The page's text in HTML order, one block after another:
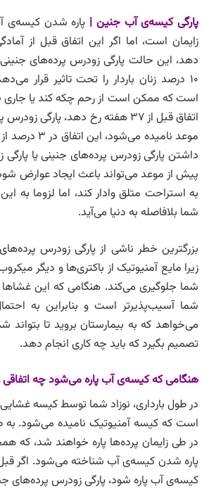
پارگی کیسه‌ی آب جنین | پاره شدن
زایمان است، اما اگر این اتفاق قبل از
دهد، این حالت پارگی زودرس پرده‌های
۱۰ درصد زنان باردار را تحت تاثیر قرار
است که ممکن است از رحم چکه کند یا جاری
اتفاق قبل از ۳۷ هفته رخ دهد،
موعد نامیده
داشتن پارگی زودرس پرده‌های جنینی یا
پیش از موعد می‌تواند باعث ایجاد عوارض
به استراحت متلق وادار کند، اما لزوما به
شما بلافاصله به دنیا می‌آید.
بزرگترین خطر ناشی از پارگی زودرس
زیرا مایع آمنیوتیک از باکتری‌ها و دیگر
شما جلوگیری می‌کند. هنگامی که این
شما آسیب‌پذیرتر است و بنابراین به
می‌خواهد که به بیمارستان بروید تا بتواند
تصمیم بگیرد که باید چه کاری انجام دهد.
هنگامی که کیسه‌ی آب پاره می‌شود چه
در طول بارداری، نوزاد شما توسط کیسه
است که کیسه آمنیوتیک نامیده می‌شود. به
در طی زایمان پرده‌ها پاره خواهند شد، که
پاره شدن کیسه‌‌ی آب شناخته می‌شود. اگر
کیسه‌ی آب پاره شود، پارگی زودرس پرده‌های